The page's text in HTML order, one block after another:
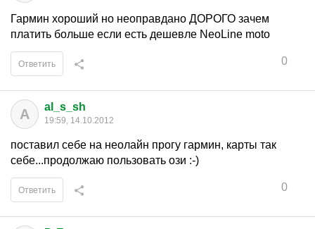
Гармин хороший но неоправдано ДОРОГО зачем
платить больше если есть дешевле NeoLine moto
0
Ответить
A al_s_sh
19:59, 14.10.2012
поставил себе на неолайн прогу гармин, карты так
себе...продолжаю пользовать ози :-)
0
Ответить